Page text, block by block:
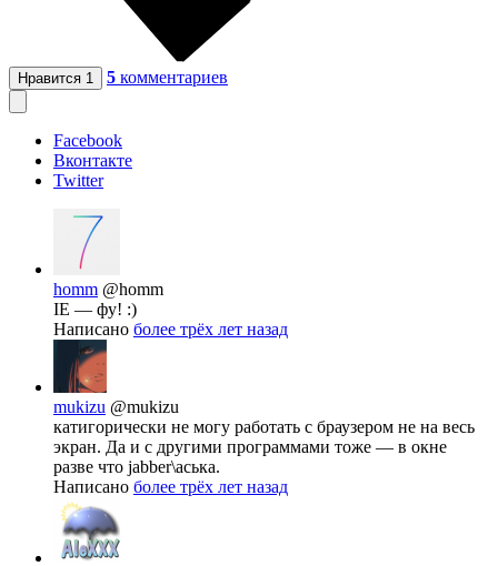
Нравится 1 5 комментариев
Facebook
Вконтакте
Twitter
homm @homm
IE — фу! :)
Написано более трёх лет назад
mukizu @mukizu
катигорически не могу работать с браузером не на весь
экран. Да и с другими программами тоже — в окне
разве что jabber\аська.
Написано более трёх лет назад